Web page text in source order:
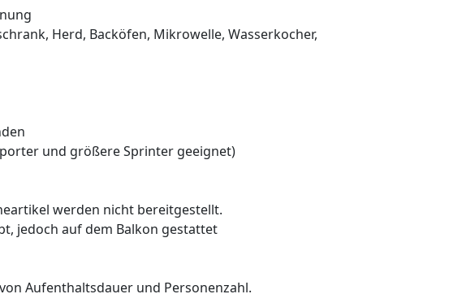
Herd, Backöfen, Mikrowelle, Wasserkocher,
und größere Sprinter geeignet)
werden nicht bereitgestellt.
jedoch auf dem Balkon gestattet
Aufenthaltsdauer und Personenzahl.